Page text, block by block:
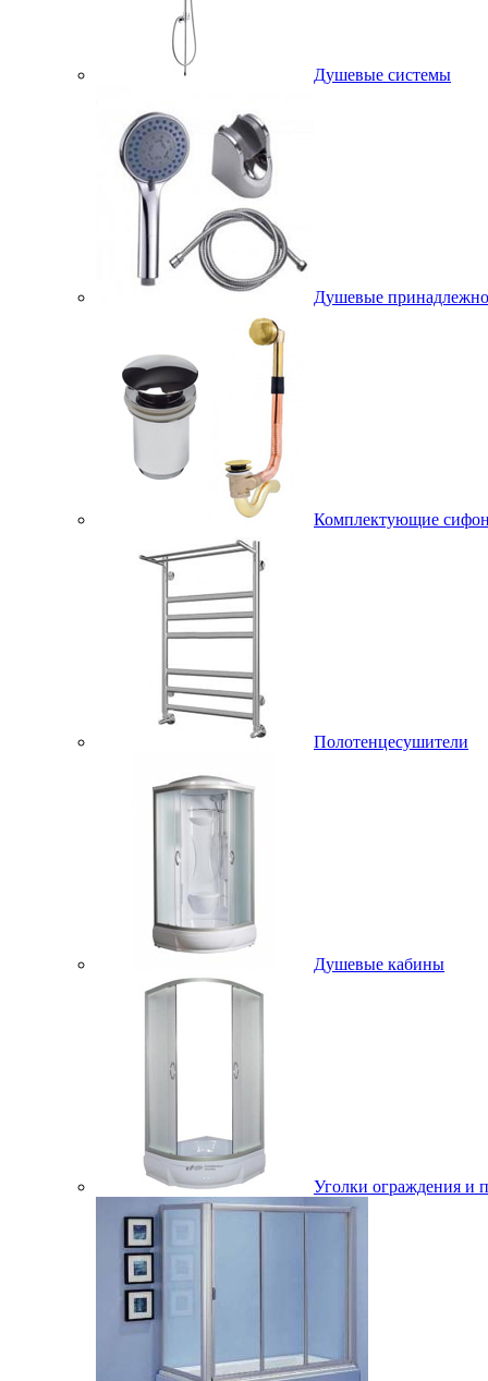
Душевые системы
Душевые
Комплектующие
Полотенцесушители
Душевые кабины
Уголки ограждения и